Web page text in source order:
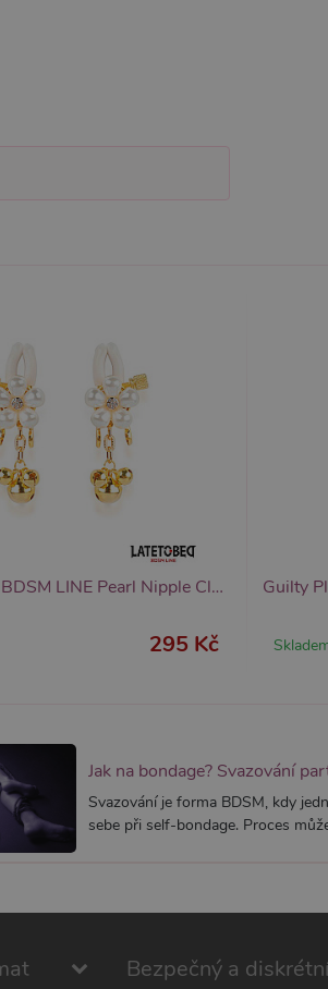
LATETOBED BDSM LINE Pearl Nipple Clamps, svorky na bradavky s perlami
295 Kč
Jak na bondage? Svazování
Svazování je forma BDSM, kdy
sebe při self-bondage. Proces
Bezpečný a
a správa účtu. Webové stránky nelze
AWSALBCORS (ALB).
o relaci. Je nezbytný pro správnou
používá k rozlišení jedinečných uživatelů
klienta. Je součástí každého požadavku na